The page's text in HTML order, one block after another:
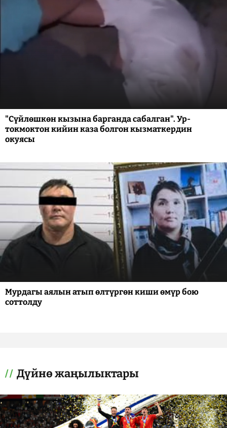
"Сүйлөшкөн кызына барганда сабалган". Ур-
токмоктон кийин каза болгон кызматкердин
окуясы
Мурдагы аялын атып өлтүргөн киши өмүр бою
соттолду
Дүйнө жаңылыктары